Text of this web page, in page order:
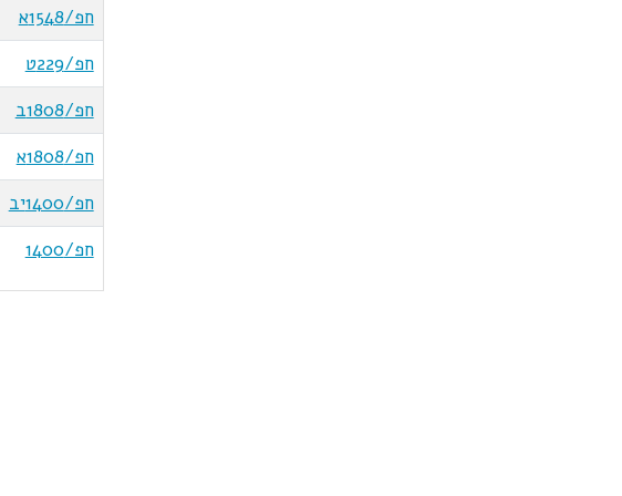
חפ/1548א
חפ/229ט
חפ/1808ב
חפ/1808א
חפ/1400יב
חפ/1400